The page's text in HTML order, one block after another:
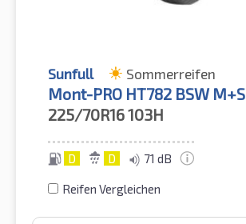
Sunfull Sommerreifen
Mont-PRO HT782 BSW M+S
225/70R16103H
D D 71 dB
Reifen Vergleichen